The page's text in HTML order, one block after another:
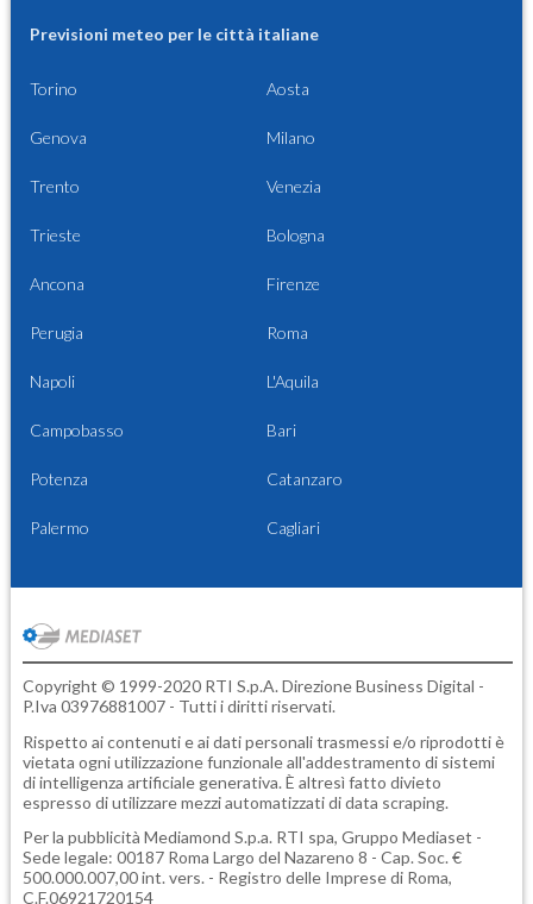
Previsioni meteo per le città italiane
Torino Aosta
Genova Milano
Trento Venezia
Trieste Bologna
Ancona Firenze
Perugia Roma
Napoli L'Aquila
Campobasso Bari
Potenza Catanzaro
Palermo Cagliari
Copyright © 1999-2020 RTI S.p.A. Direzione Business Digital -
P.Iva 03976881007 - Tutti i diritti riservati.
Rispetto ai contenuti e ai dati personali trasmessi e/o riprodotti è
vietata ogni utilizzazione funzionale all'addestramento di sistemi
di intelligenza artificiale generativa. È altresì fatto divieto
espresso di utilizzare mezzi automatizzati di data scraping.
Per la pubblicità Mediamond S.p.a. RTI spa, Gruppo Mediaset -
Sede legale: 00187 Roma Largo del Nazareno 8 - Cap. Soc. €
500.000.007,00 int. vers. - Registro delle Imprese di Roma,
C.F.06921720154